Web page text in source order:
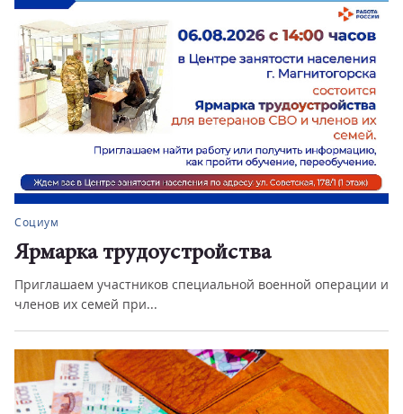
Социум
Ярмарка трудоустройства
Приглашаем участников специальной военной операции и
членов их семей при...